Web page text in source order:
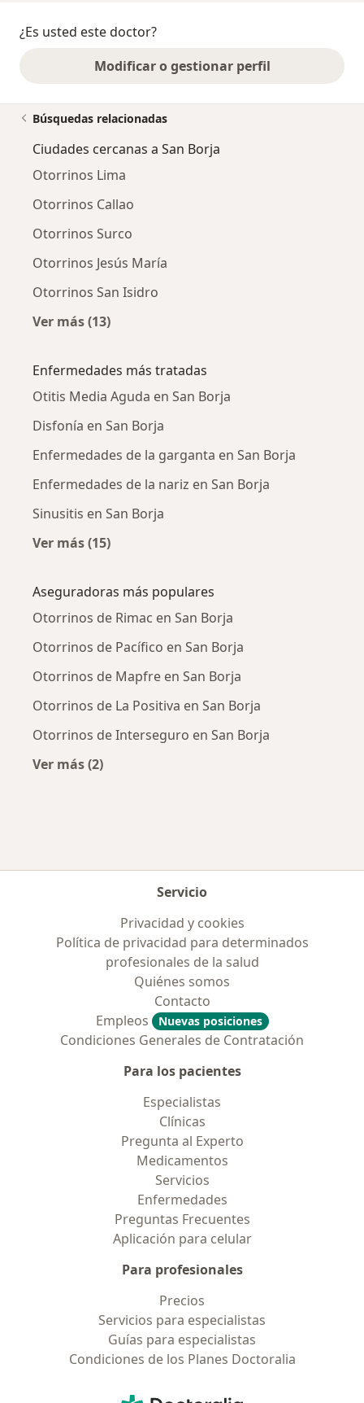
¿Es usted este doctor?
Modificar o gestionar perfil
Búsquedas relacionadas
Ciudades cercanas a San Borja
Otorrinos Lima
Otorrinos Callao
Otorrinos Surco
Otorrinos Jesús María
Otorrinos San Isidro
Ver más (13)
Enfermedades más tratadas
Otitis Media Aguda en San Borja
Disfonía en San Borja
Enfermedades de la garganta en San Borja
Enfermedades de la nariz en San Borja
Sinusitis en San Borja
Ver más (15)
Aseguradoras más populares
Otorrinos de Rimac en San Borja
Otorrinos de Pacífico en San Borja
Otorrinos de Mapfre en San Borja
Otorrinos de La Positiva en San Borja
Otorrinos de Interseguro en San Borja
Ver más (2)
Servicio
Privacidad y cookies
Política de privacidad para determinados
profesionales de la salud
Quiénes somos
Contacto
Empleos
Nuevas posiciones
Condiciones Generales de Contratación
Para los pacientes
Especialistas
Clínicas
Pregunta al Experto
Medicamentos
Servicios
Enfermedades
Preguntas Frecuentes
Aplicación para celular
Para profesionales
Precios
Servicios para especialistas
Guías para especialistas
Condiciones de los Planes Doctoralia
Doctoralia - Página de inicio